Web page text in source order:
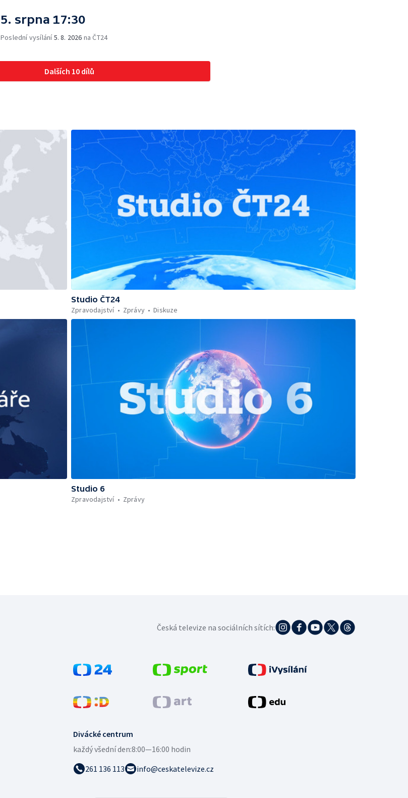
5. srpna 17:30
Poslední vysílání5. 8. 2026 na ČT24
Dalších 10 dílů
Studio ČT24
Zpravodajství
Zprávy Diskuze
Studio 6
Zpravodajství
Zprávy
Divácké centrum
každý všední den:8:00—16:00 hodin
261 136 113
info@ceskatelevize.cz
Česká televize na sociálních sítích: